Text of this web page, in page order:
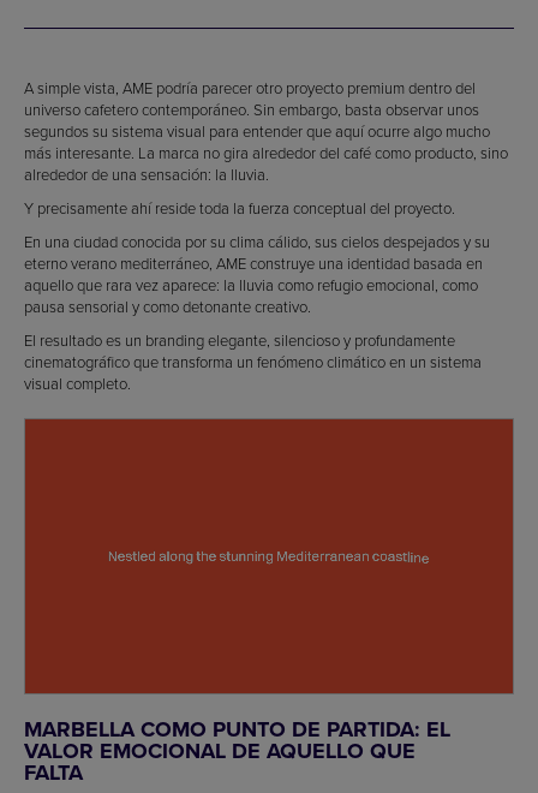
A simple vista, AME podría parecer otro proyecto premium dentro del
universo cafetero contemporáneo. Sin embargo, basta observar unos
segundos su sistema visual para entender que aquí ocurre algo mucho
más interesante. La marca no gira alrededor del café como producto, sino
alrededor de una sensación: la lluvia.
Y precisamente ahí reside toda la fuerza conceptual del proyecto.
En una ciudad conocida por su clima cálido, sus cielos despejados y su
eterno verano mediterráneo, AME construye una identidad basada en
aquello que rara vez aparece: la lluvia como refugio emocional, como
pausa sensorial y como detonante creativo.
El resultado es un branding elegante, silencioso y profundamente
cinematográfico que transforma un fenómeno climático en un sistema
visual completo.
MARBELLA COMO PUNTO DE PARTIDA: EL
VALOR EMOCIONAL DE AQUELLO QUE
FALTA